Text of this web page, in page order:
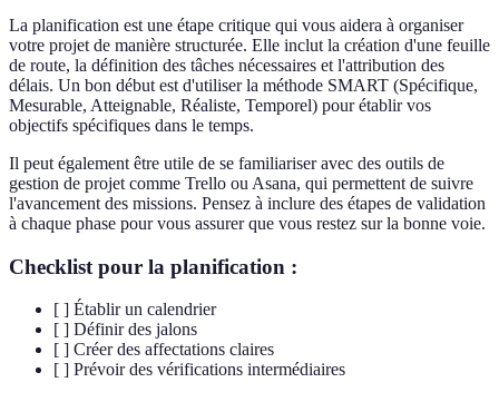
La planification est une étape critique qui vous aidera à organiser
votre projet de manière structurée. Elle inclut la création d'une feuille
de route, la définition des tâches nécessaires et l'attribution des
délais. Un bon début est d'utiliser la méthode SMART (Spécifique,
Mesurable, Atteignable, Réaliste, Temporel) pour établir vos
objectifs spécifiques dans le temps.
Il peut également être utile de se familiariser avec des outils de
gestion de projet comme Trello ou Asana, qui permettent de suivre
l'avancement des missions. Pensez à inclure des étapes de validation
à chaque phase pour vous assurer que vous restez sur la bonne voie.
Checklist pour la planification :
[ ] Établir un calendrier
[ ] Définir des jalons
[ ] Créer des affectations claires
[ ] Prévoir des vérifications intermédiaires